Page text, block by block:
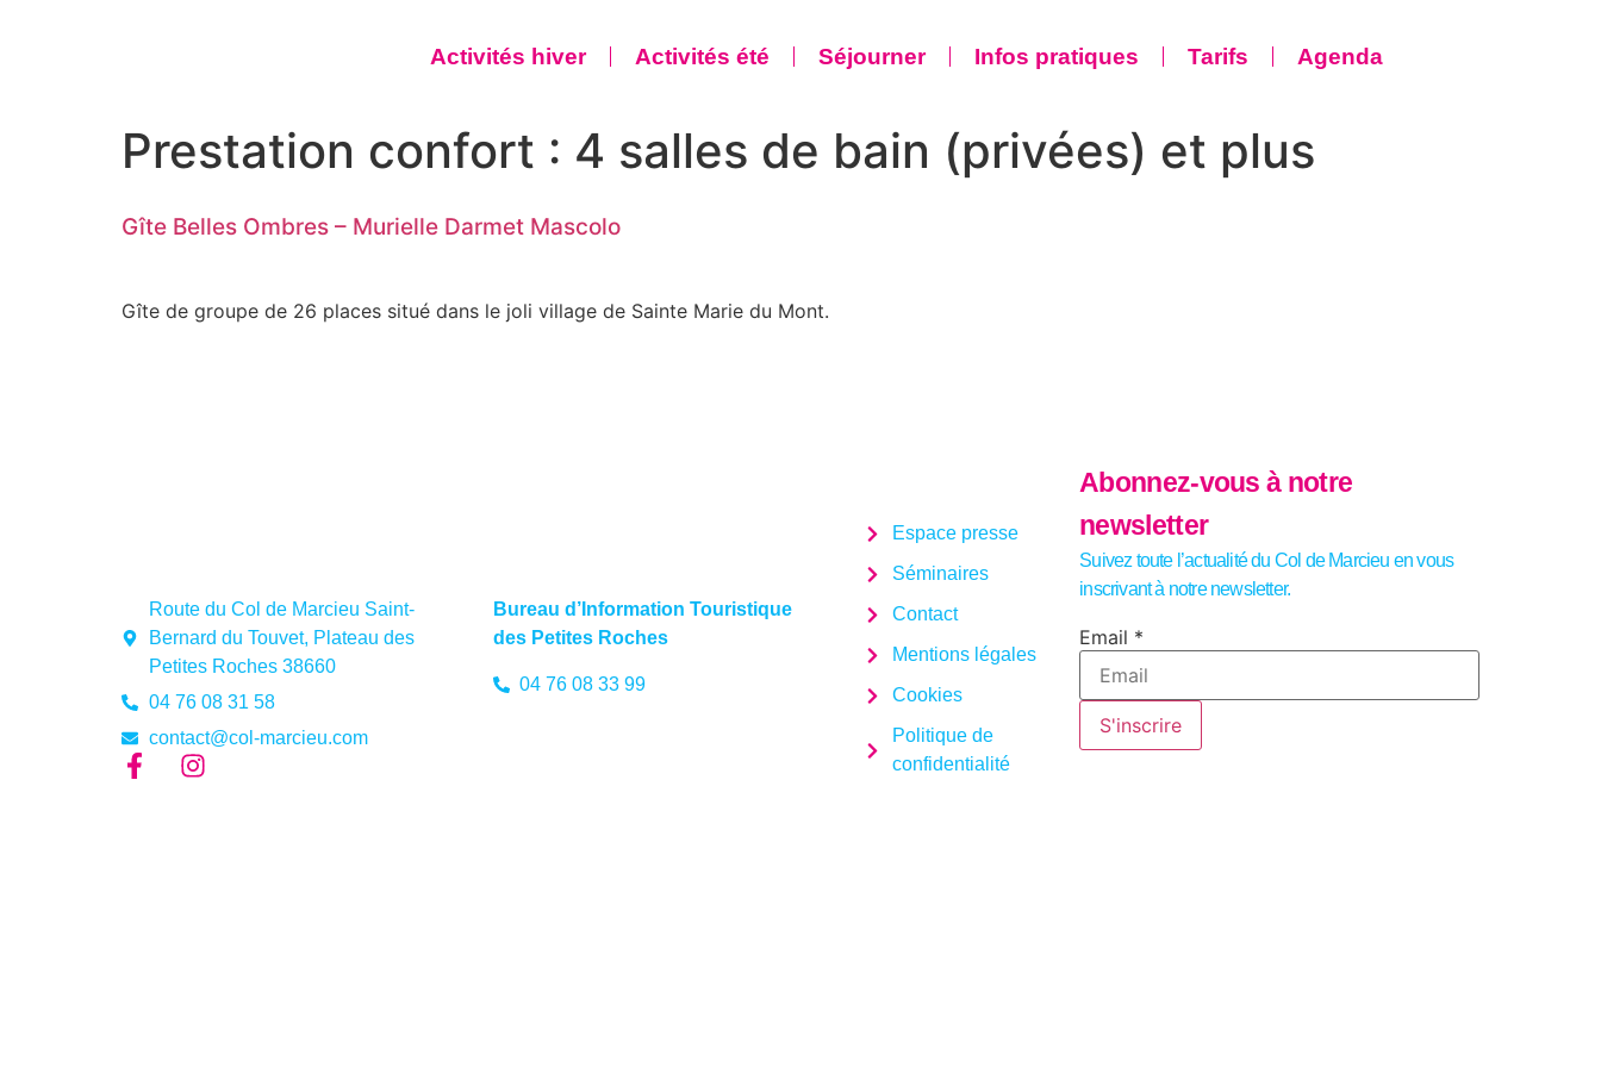
Activités hiver Activités été Séjourner Infos pratiques Tarifs Agenda
Prestation confort : 4 salles de bain (privées) et plus
Gîte Belles Ombres – Murielle Darmet Mascolo
Gîte de groupe de 26 places situé dans le joli village de Sainte Marie du Mont.
Route du Col de Marcieu Saint-
Bernard du Touvet, Plateau des
Petites Roches 38660
04 76 08 31 58
contact@col-marcieu.com
Bureau d’Information Touristique
des Petites Roches
04 76 08 33 99
Espace presse
Séminaires
Contact
Mentions légales
Cookies
Politique de
confidentialité
Abonnez-vous à notre
newsletter
Suivez toute l’actualité du Col de Marcieu en vous
inscrivant à notre newsletter.
Email
Email *
S'inscrire